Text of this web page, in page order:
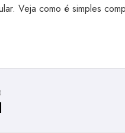
Veja como é simples